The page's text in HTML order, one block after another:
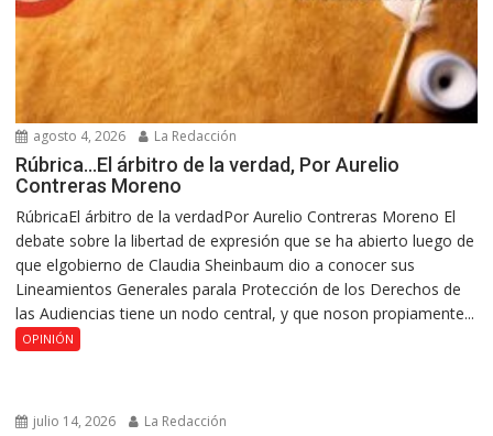
agosto 4, 2026 La Redacción
Rúbrica…El árbitro de la verdad, Por Aurelio
Contreras Moreno
RúbricaEl árbitro de la verdadPor Aurelio Contreras Moreno El
debate sobre la libertad de expresión que se ha abierto luego de
que elgobierno de Claudia Sheinbaum dio a conocer sus
Lineamientos Generales parala Protección de los Derechos de
las Audiencias tiene un nodo central, y que noson propiamente...
OPINIÓN
julio 14, 2026 La Redacción